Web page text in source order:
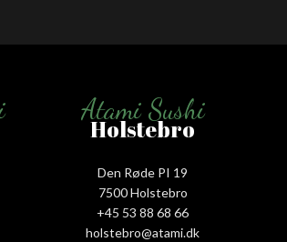
Atami Sushi
Holstebro
Den Røde PI 19
7500 Holstebro
+45 53 88 68 66
holstebro@atami.dk